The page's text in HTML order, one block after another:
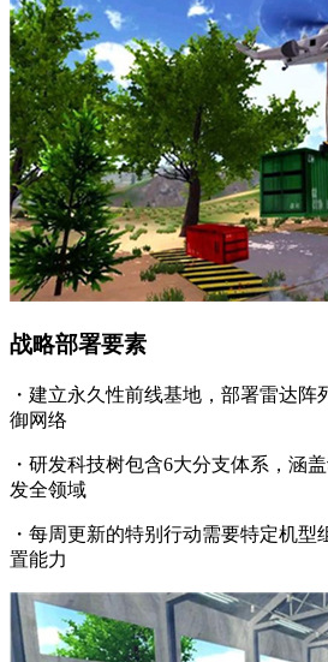
战略部署要素
・建立永久性前线基地，部署雷达
御网络
・研发科技树包含6大分支体系，涵
发全领域
・每周更新的特别行动需要特定机
置能力